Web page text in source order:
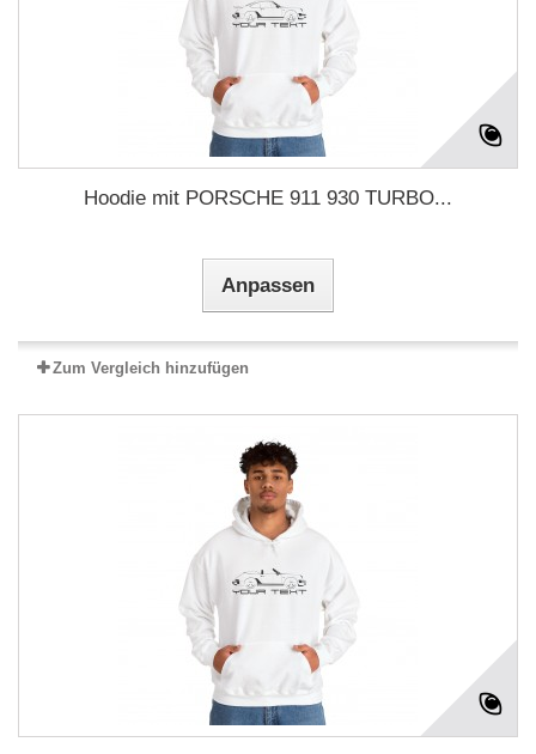
Hoodie mit PORSCHE 911 930 TURBO...
Anpassen
Zum Vergleich hinzufügen